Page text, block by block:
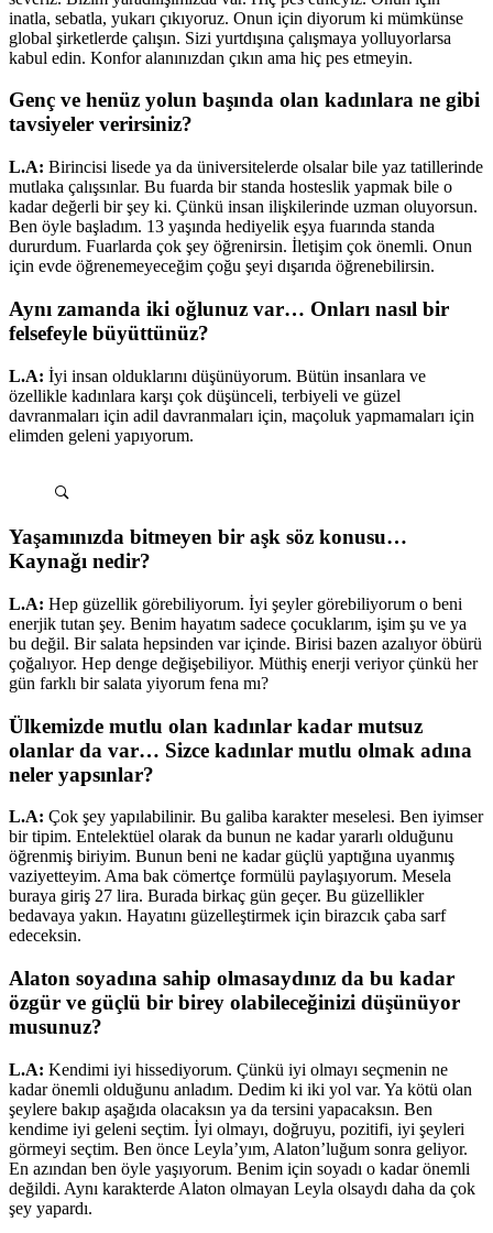
inatla, sebatla, yukarı çıkıyoruz. Onun için diyorum ki mümkünse
global şirketlerde çalışın. Sizi yurtdışına çalışmaya yolluyorlarsa
kabul edin. Konfor alanınızdan çıkın ama hiç pes etmeyin.
Genç ve henüz yolun başında olan kadınlara ne gibi
tavsiyeler verirsiniz?
L.A: Birincisi lisede ya da üniversitelerde olsalar bile yaz tatillerinde
mutlaka çalışsınlar. Bu fuarda bir standa hosteslik yapmak bile o
kadar değerli bir şey ki. Çünkü insan ilişkilerinde uzman oluyorsun.
Ben öyle başladım. 13 yaşında hediyelik eşya fuarında standa
dururdum. Fuarlarda çok şey öğrenirsin. İletişim çok önemli. Onun
için evde öğrenemeyeceğim çoğu şeyi dışarıda öğrenebilirsin.
Aynı zamanda iki oğlunuz var… Onları nasıl bir
felsefeyle büyüttünüz?
L.A: İyi insan olduklarını düşünüyorum. Bütün insanlara ve
özellikle kadınlara karşı çok düşünceli, terbiyeli ve güzel
davranmaları için adil davranmaları için, maçoluk yapmamaları için
elimden geleni yapıyorum.
Yaşamınızda bitmeyen bir aşk söz konusu…
Kaynağı nedir?
L.A: Hep güzellik görebiliyorum. İyi şeyler görebiliyorum o beni
enerjik tutan şey. Benim hayatım sadece çocuklarım, işim şu ve ya
bu değil. Bir salata hepsinden var içinde. Birisi bazen azalıyor öbürü
çoğalıyor. Hep denge değişebiliyor. Müthiş enerji veriyor çünkü her
gün farklı bir salata yiyorum fena mı?
Ülkemizde mutlu olan kadınlar kadar mutsuz
olanlar da var… Sizce kadınlar mutlu olmak adına
neler yapsınlar?
L.A: Çok şey yapılabilinir. Bu galiba karakter meselesi. Ben iyimser
bir tipim. Entelektüel olarak da bunun ne kadar yararlı olduğunu
öğrenmiş biriyim. Bunun beni ne kadar güçlü yaptığına uyanmış
vaziyetteyim. Ama bak cömertçe formülü paylaşıyorum. Mesela
buraya giriş 27 lira. Burada birkaç gün geçer. Bu güzellikler
bedavaya yakın. Hayatını güzelleştirmek için birazcık çaba sarf
edeceksin.
Alaton soyadına sahip olmasaydınız da bu kadar
özgür ve güçlü bir birey olabileceğinizi düşünüyor
musunuz?
L.A: Kendimi iyi hissediyorum. Çünkü iyi olmayı seçmenin ne
kadar önemli olduğunu anladım. Dedim ki iki yol var. Ya kötü olan
şeylere bakıp aşağıda olacaksın ya da tersini yapacaksın. Ben
kendime iyi geleni seçtim. İyi olmayı, doğruyu, pozitifi, iyi şeyleri
görmeyi seçtim. Ben önce Leyla’yım, Alaton’luğum sonra geliyor.
En azından ben öyle yaşıyorum. Benim için soyadı o kadar önemli
değildi. Aynı karakterde Alaton olmayan Leyla olsaydı daha da çok
şey yapardı.